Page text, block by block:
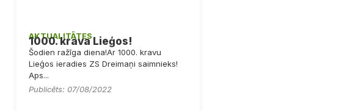
AKTUALITĀTES
1000. krava Lieģos!
Šodien ražīga diena!Ar 1000. kravu
Lieģos ieradies ZS Dreimaņi saimnieks!
Aps...
Publicēts: 07/08/2022